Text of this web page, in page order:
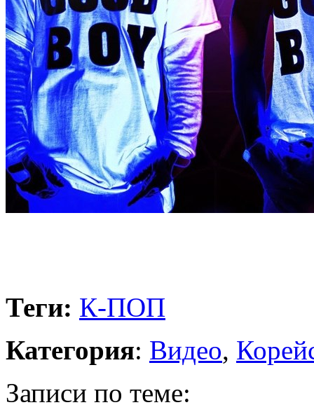
Теги: К-ПОП
Категория: Видео,
Записи по теме: